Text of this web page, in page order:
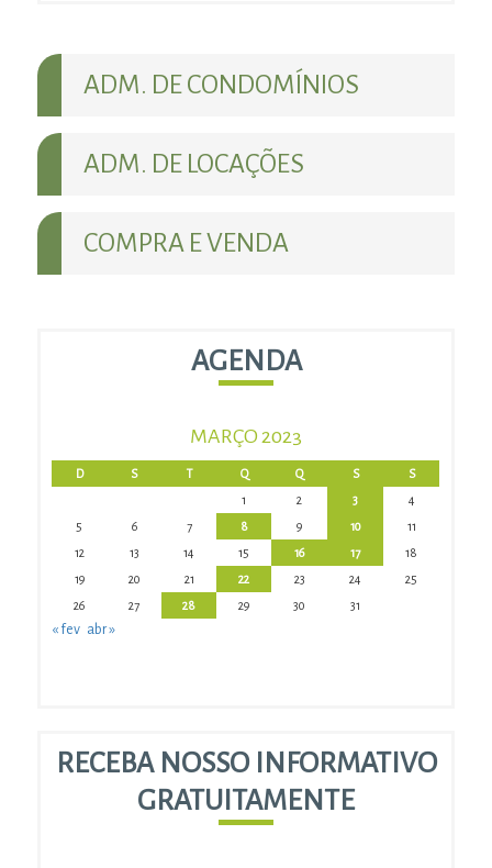
ADM. DE CONDOMÍNIOS
ADM. DE LOCAÇÕES
COMPRA E VENDA
AGENDA
MARÇO 2023
D S T Q Q S
S
1
2 3
4
5
6 7 8 9 10
11
12
13 14 15 16 17
18
19
20 21 22 23 24
25
26
27 28 29 30 31
« fev abr »
RECEBA NOSSO INFORMATIVO
GRATUITAMENTE